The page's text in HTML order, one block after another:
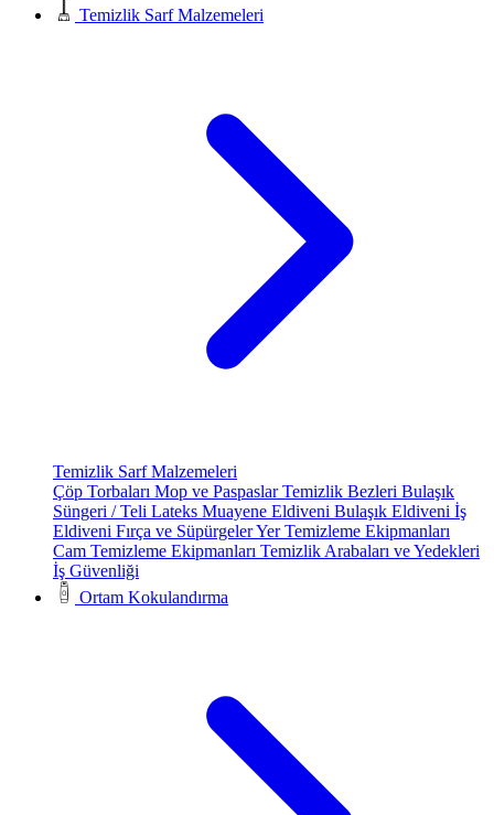
Temizlik Sarf Malzemeleri
Temizlik Sarf Malzemeleri
Çöp Torbaları Mop ve PaspaslarTemizlik Bezleri Bulaşık
Süngeri / Teli Lateks Muayene Eldiveni Bulaşık Eldiveni İş
Eldiveni Fırça ve SüpürgelerYer Temizleme Ekipmanları
Cam Temizleme Ekipmanları Temizlik Arabaları ve Yedekleri
İş Güvenliği
Ortam Kokulandırma